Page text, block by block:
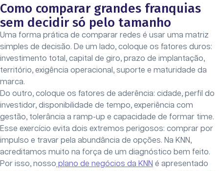
Como comparar grandes franquias
sem decidir só pelo tamanho
Uma forma prática de comparar redes é usar uma matriz
simples de decisão. De um lado, coloque os fatores duros:
investimento total, capital de giro, prazo de implantação,
território, exigência operacional, suporte e maturidade da
marca.
Do outro, coloque os fatores de aderência: cidade, perfil do
investidor, disponibilidade de tempo, experiência com
gestão, tolerância a ramp-up e capacidade de formar time.
Esse exercício evita dois extremos perigosos: comprar por
impulso e travar pela abundância de opções. Na KNN,
acreditamos muito na força de um diagnóstico bem feito.
Por isso, nosso plano de negócios da KNN é apresentado